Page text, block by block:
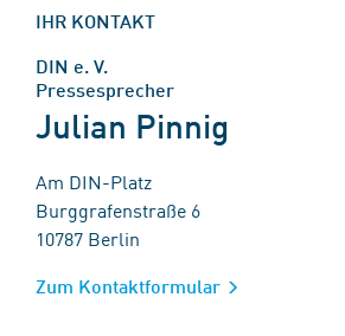
IHR KONTAKT
DIN e. V.
Pressesprecher
Julian Pinnig
Am DIN-Platz
Burggrafenstraße 6
10787 Berlin
Zum Kontaktformular